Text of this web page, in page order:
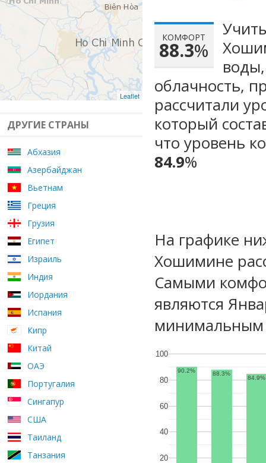
Leaflet
ДРУГИЕ СТРАНЫ
Абхазия
Азербайджан
Вьетнам
Греция
Грузия
Египет
Израиль
Индия
Иордания
Испания
Кипр
Китай
ОАЭ
Португалия
Сингапур
США
Таиланд
Танзания
КОМФОРТ
88.3%
облачность,
рассчитали
который
что уровень
84.9%
На графике
Хошимине
Самыми
являются
минимальным
20
40
60
80
100
90.2% 88.3%
84.9%